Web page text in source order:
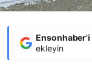
Ensonhaber'i
ekleyin